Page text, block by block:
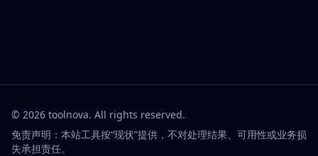
© 2026 toolnova. All rights reserved.
免责声明：本站工具按“现状”提供，不对处理结果、可用性或业务损
失承担责任。